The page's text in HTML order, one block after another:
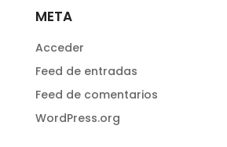
META
Acceder
Feed de entradas
Feed de comentarios
WordPress.org